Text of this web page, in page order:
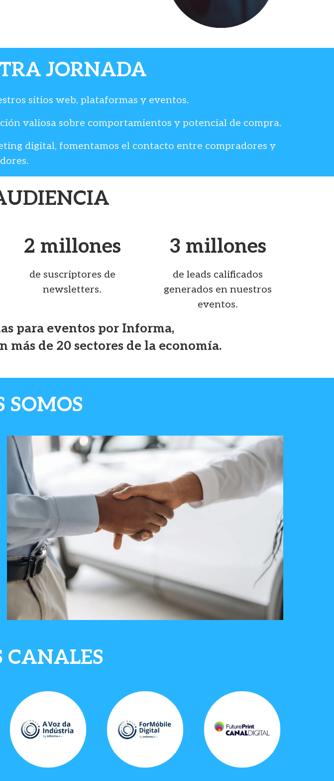
JORNADA
sitios web, plataformas y eventos.
valiosa sobre comportamientos y potencial de compra.
digital, fomentamos el contacto entre compradores y
2 millones
de suscriptores de
newsletters.
3 millones
de leads calificados
generados en nuestros
eventos.
para eventos por Informa,
de 20 sectores de la economía.
SOMOS
CANALES